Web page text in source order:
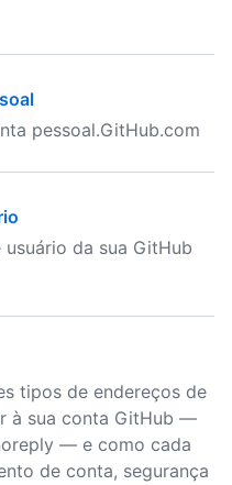
pessoal.GitHub.com
da sua GitHub
tipos de endereços de
à sua conta GitHub —
— e como cada
de conta, segurança